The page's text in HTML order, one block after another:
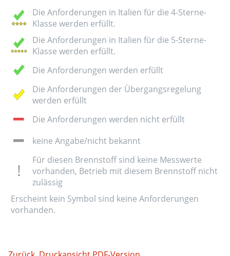
Die Anforderungen in Italien für die 4-Sterne-
Klasse werden erfüllt.
Die Anforderungen in Italien für die 5-Sterne-
Klasse werden erfüllt.
Die Anforderungen werden erfüllt
Die Anforderungen der Übergangsregelung
werden erfüllt
Die Anforderungen werden nicht erfüllt
keine Angabe/nicht bekannt
Für diesen Brennstoff sind keine Messwerte
vorhanden, Betrieb mit diesem Brennstoff nicht
zulässig
Erscheint kein Symbol sind keine Anforderungen
vorhanden.